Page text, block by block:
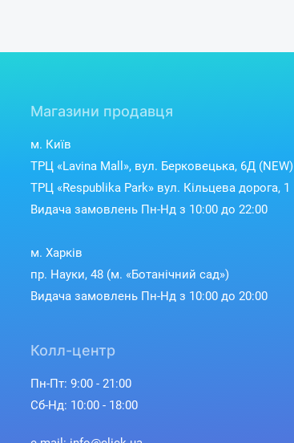
Магазини продавця
м. Київ
ТРЦ «Lavina Mall», вул. Берковецька, 6Д (NEW)
ТРЦ «Respublika Park» вул. Кільцева дорога, 1
Видача замовлень Пн-Нд з 10:00 до 22:00
м. Харків
пр. Науки, 48 (м. «Ботанічний сад»)
Видача замовлень Пн-Нд з 10:00 до 20:00
Колл-центр
Пн-Пт: 9:00 - 21:00
Сб-Нд: 10:00 - 18:00